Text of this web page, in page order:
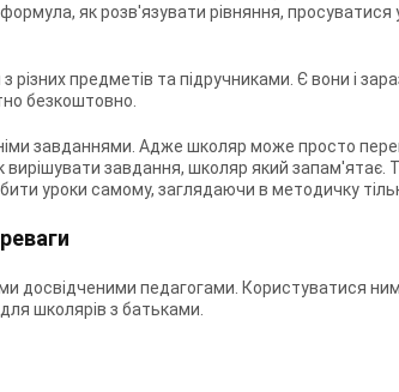
як розв'язувати рівняння, просуватися
предметів та підручниками. Є вони і
безкоштовно.
завданнями. Адже школяр може просто
вирішувати завдання, школяр який запам'ятає.
уроки самому, заглядаючи в методичку
досвідченими педагогами. Користуватися
школярів з батьками.